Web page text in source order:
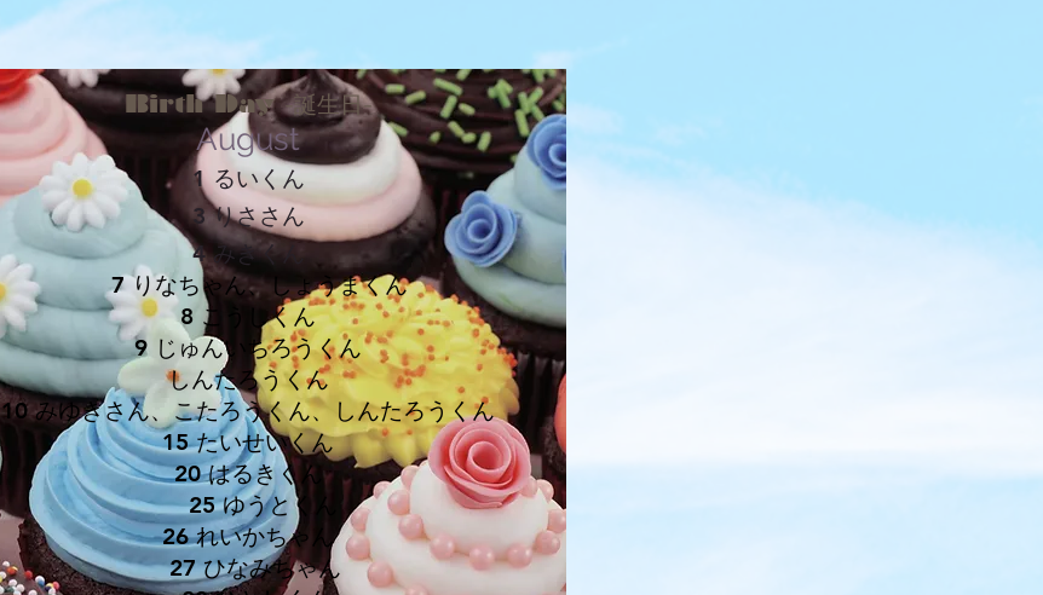
Birth Day-誕生日-
August​
​1 るいくん
3 りささん
4 みきくん
7 りなちゃん、しょうまくん
8 こうしくん
9 じゅんいちろうくん
しんたろうくん
10 みゆきさん、こたろうくん、しんたろうくん
15 たいせいくん
20 はるきくん
25 ゆうとくん
26 れいかちゃん
27 ひなみちゃん